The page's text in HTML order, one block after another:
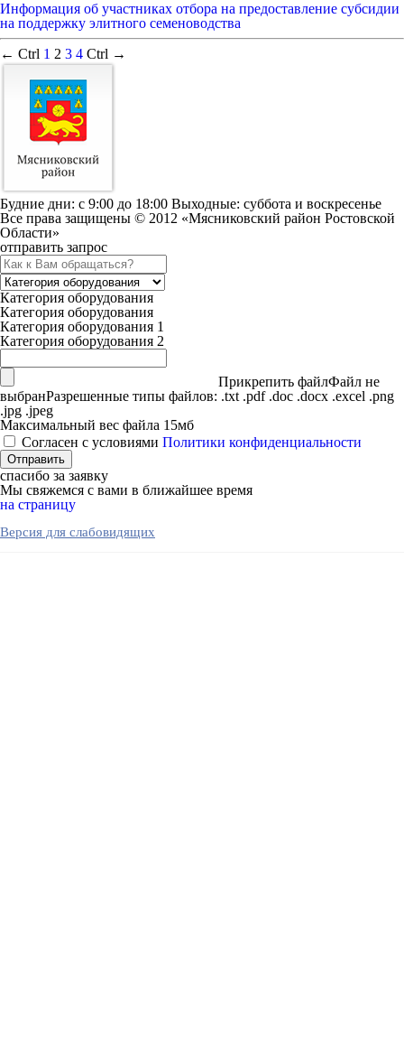
Информация об участниках отбора на предоставление субсидии
на поддержку элитного семеноводства
← Ctrl 1 2 3 4 Ctrl →
Будние дни: c 9:00 до 18:00 Выходные: суббота и воскресенье
Все права защищены © 2012 «Мясниковский район Ростовской
Области»
отправить запрос
Категория оборудования
Категория оборудования
Категория оборудования 1
Категория оборудования 2
Прикрепить файлФайл не
выбранРазрешенные типы файлов: .txt .pdf .doc .docx .excel .png
.jpg .jpeg
Максимальный вес файла 15мб
Согласен с условиями Политики конфиденциальности
спасибо за заявку
Мы свяжемся с вами в ближайшее время
на страницу
Версия для слабовидящих